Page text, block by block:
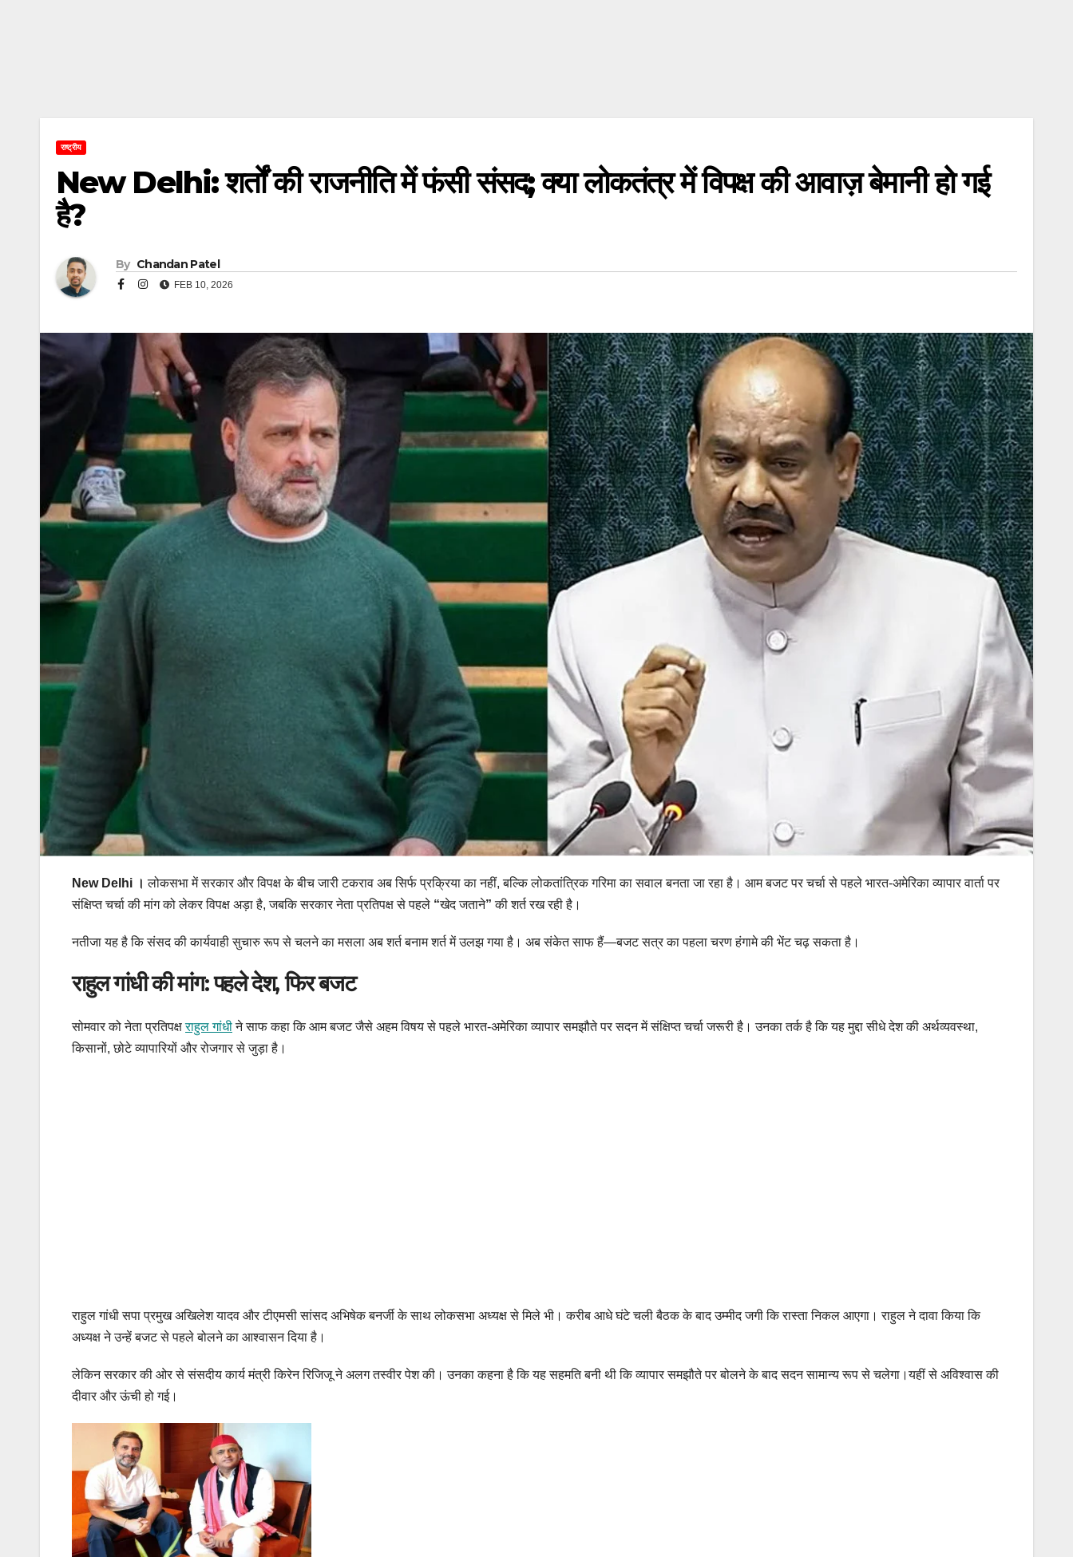
राष्ट्रीय
New Delhi: शर्तों की राजनीति में फंसी संसद; क्या लोकतंत्र में विपक्ष की आवाज़ बेमानी हो गई
है?
By Chandan Patel
FEB 10, 2026
New Delhi । लोकसभा में सरकार और विपक्ष के बीच जारी टकराव अब सिर्फ प्रक्रिया का नहीं, बल्कि लोकतांत्रिक गरिमा का सवाल बनता जा रहा है। आम बजट पर चर्चा से पहले भारत-अमेरिका व्यापार वार्ता पर
संक्षिप्त चर्चा की मांग को लेकर विपक्ष अड़ा है, जबकि सरकार नेता प्रतिपक्ष से पहले “खेद जताने” की शर्त रख रही है।
नतीजा यह है कि संसद की कार्यवाही सुचारु रूप से चलने का मसला अब शर्त बनाम शर्त में उलझ गया है। अब संकेत साफ हैं—बजट सत्र का पहला चरण हंगामे की भेंट चढ़ सकता है।
राहुल गांधी की मांग: पहले देश, फिर बजट
सोमवार को नेता प्रतिपक्षराहुल गांधीने साफ कहा कि आम बजट जैसे अहम विषय से पहले भारत-अमेरिका व्यापार समझौते पर सदन में संक्षिप्त चर्चा जरूरी है। उनका तर्क है कि यह मुद्दा सीधे देश की अर्थव्यवस्था,
किसानों, छोटे व्यापारियों और रोजगार से जुड़ा है।
राहुल गांधी सपा प्रमुख अखिलेश यादव और टीएमसी सांसद अभिषेक बनर्जी के साथ लोकसभा अध्यक्ष से मिले भी। करीब आधे घंटे चली बैठक के बाद उम्मीद जगी कि रास्ता निकल आएगा। राहुल ने दावा किया कि
अध्यक्ष ने उन्हें बजट से पहले बोलने का आश्वासन दिया है।
लेकिन सरकार की ओर से संसदीय कार्य मंत्री किरेन रिजिजू ने अलग तस्वीर पेश की। उनका कहना है कि यह सहमति बनी थी कि व्यापार समझौते पर बोलने के बाद सदन सामान्य रूप से चलेगा।यहीं से अविश्वास की
दीवार और ऊंची हो गई।